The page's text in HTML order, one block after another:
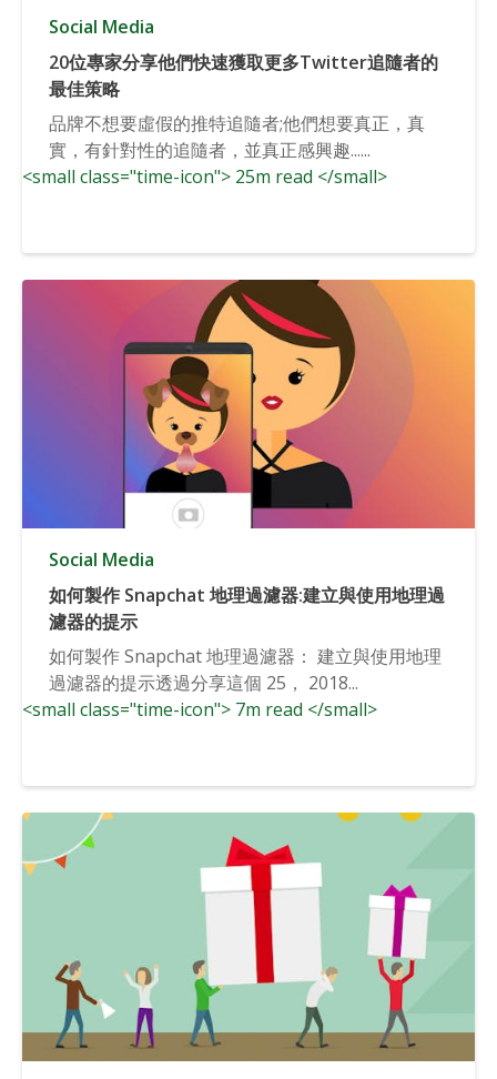
Social Media
20位專家分享他們快速獲取更多Twitter追隨者的
最佳策略
品牌不想要虛假的推特追隨者;他們想要真正，真
實，有針對性的追隨者，並真正感興趣......
<small class="time-icon"> 25m read </small>
Social Media
如何製作 Snapchat 地理過濾器:建立與使用地理過
濾器的提示
如何製作 Snapchat 地理過濾器： 建立與使用地理
過濾器的提示透過分享這個 25， 2018...
<small class="time-icon"> 7m read </small>